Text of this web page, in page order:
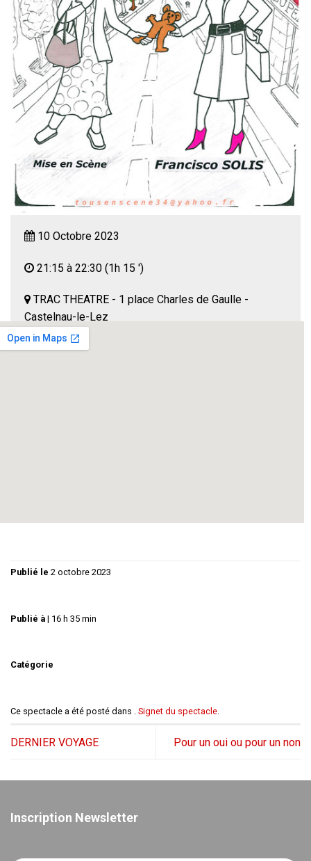
10 Octobre 2023
21:15 à 22:30 (1h 15 ')
TRAC THEATRE - 1 place Charles de Gaulle -
Castelnau-le-Lez
TRAC THEATRE
Publié le 2 octobre 2023
Publié à | 16 h 35 min
Catégorie
Ce spectacle a été posté dans . Signet du spectacle
DERNIER VOYAGE Pour un oui ou pour un non
Inscription Newsletter